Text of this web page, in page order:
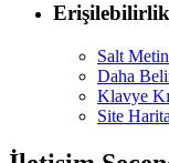
Erişilebilirlik
Salt
Daha
Klavye
Site